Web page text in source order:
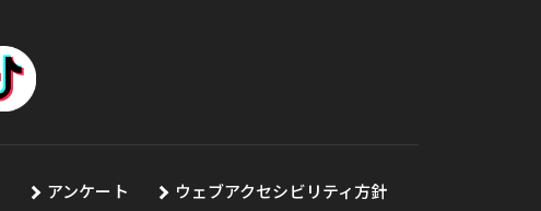
アンケート ウェブアクセシビリティ方針